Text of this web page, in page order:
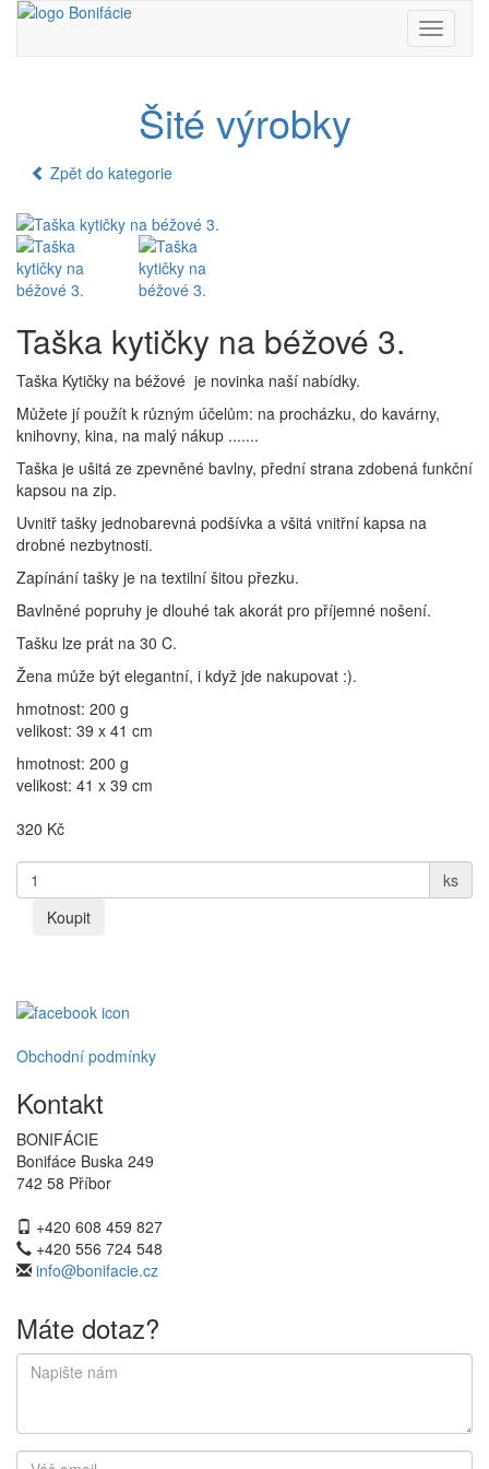
Toggle
Šité výrobky
Zpět do kategorie
Taška kytičky na béžové 3.
Taška Kytičky na béžové je novinka naší nabídky.
Můžete jí použít k různým účelům: na procházku, do kavárny,
knihovny, kina, na malý nákup .......
Taška je ušitá ze zpevněné bavlny, přední strana zdobená funkční
kapsou na zip.
Uvnitř tašky jednobarevná podšívka a všitá vnitřní kapsa na
drobné nezbytnosti.
Zapínání tašky je na textilní šitou přezku.
Bavlněné popruhy je dlouhé tak akorát pro příjemné nošení.
Tašku lze prát na 30 C.
Žena může být elegantní, i když jde nakupovat :).
hmotnost: 200 g
velikost: 39 x 41 cm
hmotnost: 200 g
velikost: 41 x 39 cm
320 Kč
ks
Koupit
Obchodní podmínky
Kontakt
BONIFÁCIE
Bonifáce Buska 249
742 58 Příbor
+420 608 459 827
+420 556 724 548
info@bonifacie.cz
Máte dotaz?